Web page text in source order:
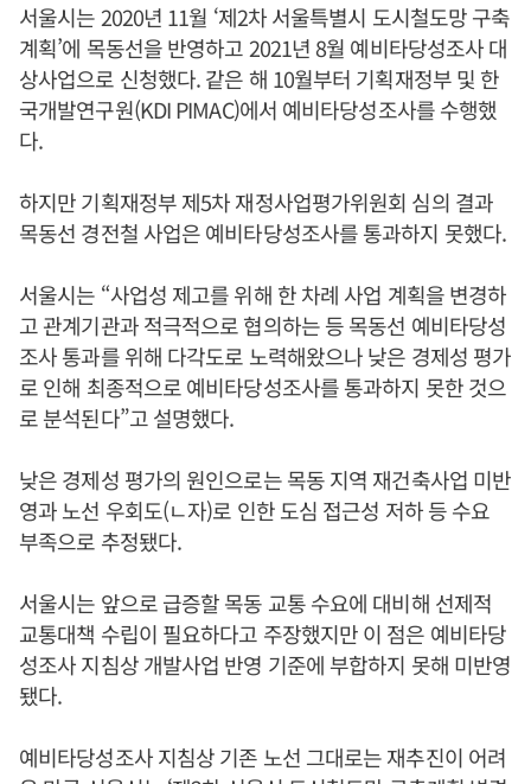
서울시는 2020년 11월 ‘제2차 서울특별시 도시철도망 구축
계획’에 목동선을 반영하고 2021년 8월 예비타당성조사 대
상사업으로 신청했다. 같은 해 10월부터 기획재정부 및 한
국개발연구원(KDI PIMAC)에서 예비타당성조사를 수행했
다.
하지만 기획재정부 제5차 재정사업평가위원회 심의 결과
목동선 경전철 사업은 예비타당성조사를 통과하지 못했다.
서울시는 “사업성 제고를 위해 한 차례 사업 계획을 변경하
고 관계기관과 적극적으로 협의하는 등 목동선 예비타당성
조사 통과를 위해 다각도로 노력해왔으나 낮은 경제성 평가
로 인해 최종적으로 예비타당성조사를 통과하지 못한 것으
로 분석된다”고 설명했다.
낮은 경제성 평가의 원인으로는 목동 지역 재건축사업 미반
영과 노선 우회도(ㄴ자)로 인한 도심 접근성 저하 등 수요
부족으로 추정됐다.
서울시는 앞으로 급증할 목동 교통 수요에 대비해 선제적
교통대책 수립이 필요하다고 주장했지만 이 점은 예비타당
성조사 지침상 개발사업 반영 기준에 부합하지 못해 미반영
됐다.
예비타당성조사 지침상 기존 노선 그대로는 재추진이 어려